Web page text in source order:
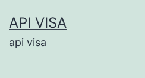
au
contenu
API VISA
api visa